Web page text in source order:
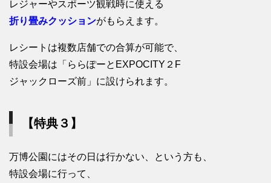
レジャーやスポーツ観戦時に使える
折り畳みクッションがもらえます。
レシートは複数店舗での合算が可能で、
特設会場は「ららぽーとEXPOCITY２F
ジャックローズ前」に設けられます。
【特典３】
万博公園にはその日は行かない、という方も、
特設会場に行って、